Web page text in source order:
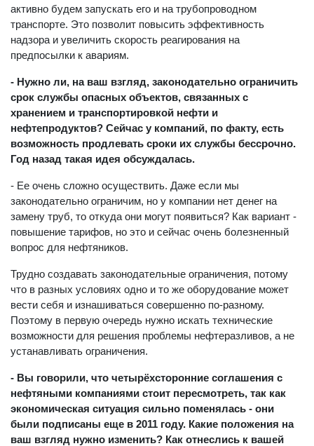
активно будем запускать его и на трубопроводном
транспорте. Это позволит повысить эффективность
надзора и увеличить скорость реагирования на
предпосылки к авариям.
- Нужно ли, на ваш взгляд, законодательно ограничить
срок службы опасных объектов, связанных с
хранением и транспортировкой нефти и
нефтепродуктов? Сейчас у компаний, по факту, есть
возможность продлевать сроки их службы бессрочно.
Год назад такая идея обсуждалась.
- Ее очень сложно осуществить. Даже если мы
законодательно ограничим, но у компании нет денег на
замену труб, то откуда они могут появиться? Как вариант -
повышение тарифов, но это и сейчас очень болезненный
вопрос для нефтяников.
Трудно создавать законодательные ограничения, потому
что в разных условиях одно и то же оборудование может
вести себя и изнашиваться совершенно по-разному.
Поэтому в первую очередь нужно искать технические
возможности для решения проблемы нефтеразливов, а не
устанавливать ограничения.
- Вы говорили, что четырёхсторонние соглашения с
нефтяными компаниями стоит пересмотреть, так как
экономическая ситуация сильно поменялась - они
были подписаны еще в 2011 году. Какие положения на
ваш взгляд нужно изменить? Как отнеслись к вашей